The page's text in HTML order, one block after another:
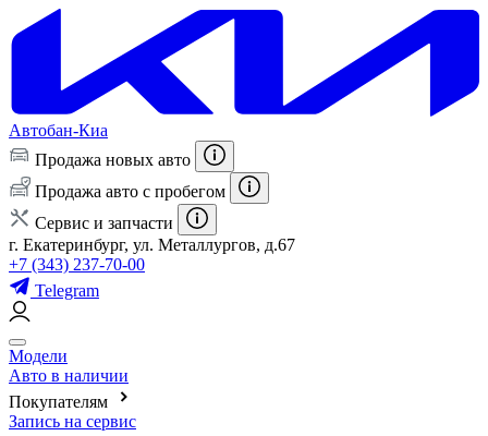
Автобан-Киа
Продажа новых авто
Продажа авто с пробегом
Сервис и запчасти
г. Екатеринбург, ул. Металлургов, д.67
+7 (343) 237-70-00
Telegram
Модели
Авто в наличии
Покупателям
Запись на сервис